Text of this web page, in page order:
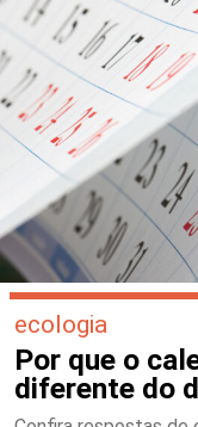
ecologia
Por que o
diferente do